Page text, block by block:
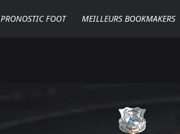
PRONOSTIC FOOT MEILLEURS BOOKMAKERS